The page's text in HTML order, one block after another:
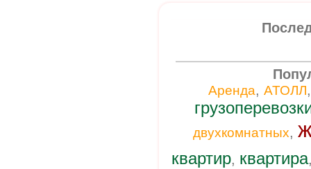
Аренда, АТОЛЛ
двухкомнатных,
квартир, квартира